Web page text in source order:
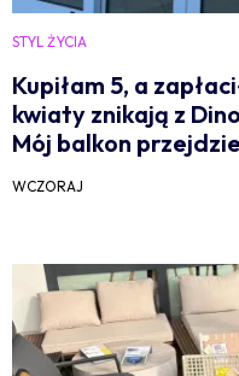
STYL ŻYCIA
Kupiłam 5, a
kwiaty znikają z
Mój balkon
WCZORAJ